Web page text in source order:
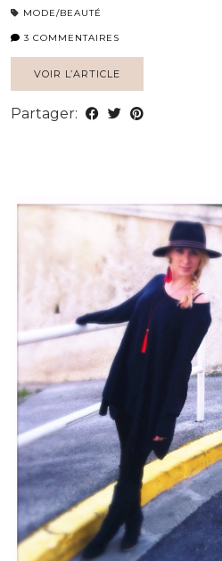
MODE/BEAUTÉ
3 COMMENTAIRES
VOIR L’ARTICLE
Partager: